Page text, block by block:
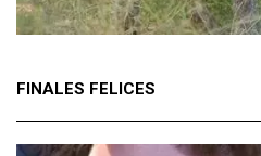
FINALES FELICES